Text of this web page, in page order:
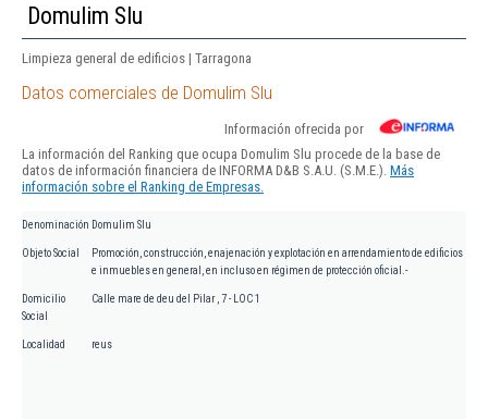
Domulim Slu
Limpieza general de edificios | Tarragona
Datos comerciales de Domulim Slu
Información ofrecida por
La información del Ranking que ocupa Domulim Slu procede de la base de
datos de información financiera de INFORMA D&B S.A.U. (S.M.E.). Más
información sobre el Ranking de Empresas.
Denominación Domulim Slu
Objeto Social
Promoción, construcción, enajenación y explotación en arrendamiento de edificios
e inmuebles en general, en incluso en régimen de protección oficial.-
Domicilio
Social
Calle mare de deu del Pilar , 7 - LOC 1
Localidad reus